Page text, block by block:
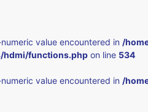
value encountered in /
hdmi/functions.php on line 534
value encountered in /